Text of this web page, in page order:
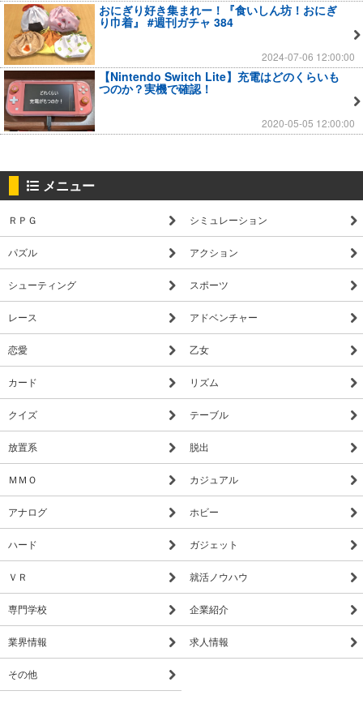
おにぎり好き集まれー！『食いしん坊！おにぎ
り巾着』 #週刊ガチャ 384
2024-07-06 12:00:00
【Nintendo Switch Lite】充電はどのくらいも
つのか？実機で確認！
2020-05-05 12:00:00
メニュー
ＲＰＧ シミュレーション
パズル アクション
シューティング スポーツ
レース アドベンチャー
恋愛 乙女
カード リズム
クイズ テーブル
放置系 脱出
ＭＭＯ カジュアル
アナログ ホビー
ハード ガジェット
ＶＲ 就活ノウハウ
専門学校 企業紹介
業界情報 求人情報
その他